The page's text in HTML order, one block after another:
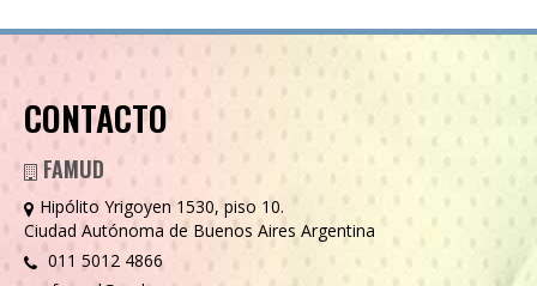
CONTACTO
FAMUD
Hipólito Yrigoyen 1530, piso 10.
Ciudad Autónoma de Buenos Aires Argentina
011 5012 4866